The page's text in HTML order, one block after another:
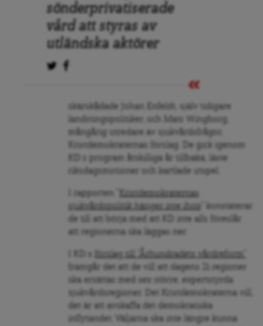
sönderprivatiserade
vård att styras av
utländska aktörer
skärskådade Johan Enfeldt, själv tidigare
landstingspolitiker, och Mats Wingborg,
mångårig utredare av sjukvårdsfrågor,
Kristdemokraternas förslag. De gick igenom
KD:s program åtskilliga år tillbaka, läste
riksdagsmotioner och kartlade utspel.
I rapporten ”
Kristdemokraternas
sjukvårdspolitik hänger inte ihop
” konstaterar
de till att börja med att KD inte alls föreslår
att regionerna ska läggas ner.
I KD:s
förslag till ”Århundradets vårdreform”
framgår det att de vill att dagens 21 regioner
ska ersättas med sex större, expertstyrda
sjukvårdsregioner. Det Kristdemokraterna vill,
det är att avskaffa det demokratiska
inflytandet. Väljarna ska inte längre kunna